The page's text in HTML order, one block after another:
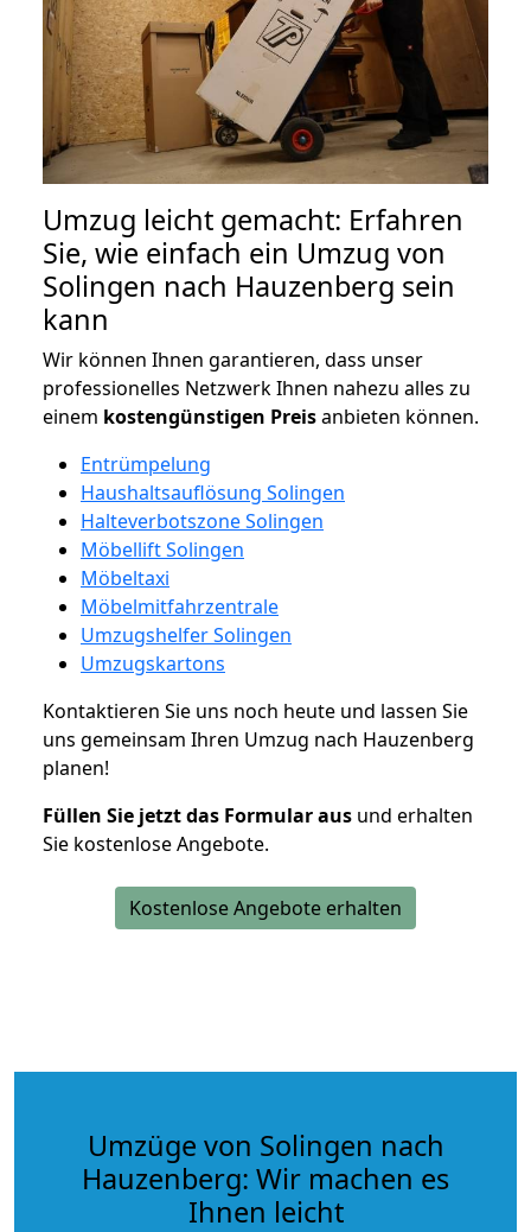
Umzug leicht gemacht: Erfahren
Sie, wie einfach ein Umzug von
Solingen nach Hauzenberg sein
kann
Wir können Ihnen garantieren, dass unser
professionelles Netzwerk Ihnen nahezu alles zu
einem kostengünstigen Preisanbieten können.
Entrümpelung
Haushaltsauflösung Solingen
Halteverbotszone Solingen
Möbellift Solingen
Möbeltaxi
Möbelmitfahrzentrale
Umzugshelfer Solingen
Umzugskartons
Kontaktieren Sie uns noch heute und lassen Sie
uns gemeinsam Ihren Umzug nach Hauzenberg
planen!
Füllen Sie jetzt das Formular aus und erhalten
Sie kostenlose Angebote.
Kostenlose Angebote erhalten
Umzüge von Solingen nach
Hauzenberg: Wir machen es
Ihnen leicht